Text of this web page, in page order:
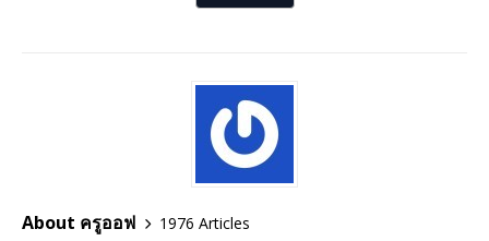
About ครูออฟ
1976 Articles